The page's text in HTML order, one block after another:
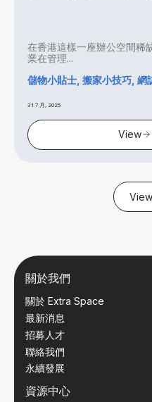
在香港這樣一座辦公空間稀
業在管理...
儲物小貼士, 搬家小技巧, 網
31 7 月, 2025
View
關於我們
關於 Extra Space
最新消息
招募人才
聯絡我們
永續發展
資源中心